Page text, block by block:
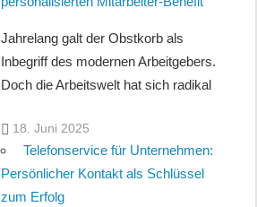
Jahrelang galt der Obstkorb als
Inbegriff des modernen Arbeitgebers.
Doch die Arbeitswelt hat sich radikal
18. Juni 2025
Telefonservice für Unternehmen:
Persönlicher Kontakt als Schlüssel
zum Erfolg